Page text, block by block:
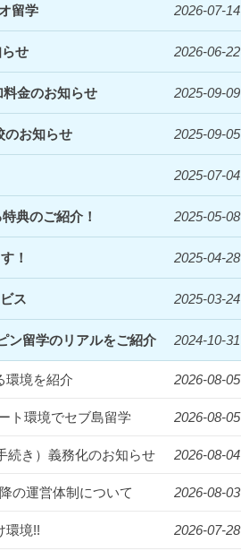
留学 2026-07-14
せ 2026-06-22
料金のお知らせ 2025-09-09
のお知らせ 2025-09-05
2025-07-04
典のご紹介！ 2025-05-08
！ 2025-04-28
ス 2025-03-24
ン留学のリアルをご紹介 2024-10-31
環境を紹介 2026-08-05
ト環境でセブ島留学 2026-08-05
続き）義務化のお知らせ 2026-08-04
の運営体制について 2026-08-03
環境!! 2026-07-28